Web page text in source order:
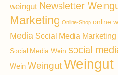
weingut Newsletter
Marketing Online-Shop online
Media Social Media Marketing
Social Media Wein social
Wein WeingutWeingut